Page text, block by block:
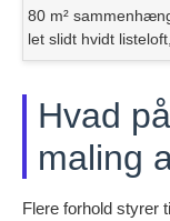
80 m²
let slidt hvidt
Hvad
maling
Flere forhold styrer